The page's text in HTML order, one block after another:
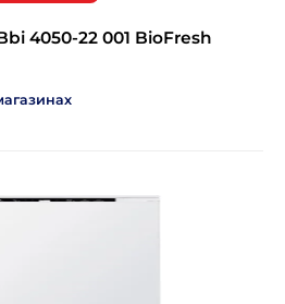
4050-22 001 BioFresh